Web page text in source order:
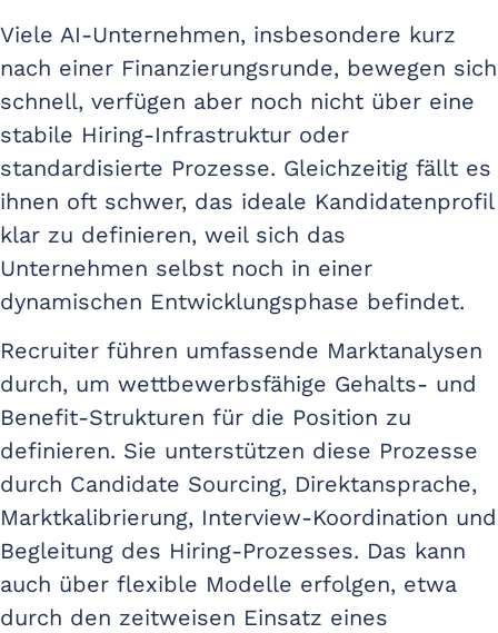
Viele AI-Unternehmen, insbesondere kurz
nach einer Finanzierungsrunde, bewegen sich
schnell, verfügen aber noch nicht über eine
stabile Hiring-Infrastruktur oder
standardisierte Prozesse. Gleichzeitig fällt es
ihnen oft schwer, das ideale Kandidatenprofil
klar zu definieren, weil sich das
Unternehmen selbst noch in einer
dynamischen Entwicklungsphase befindet.
Recruiter führen umfassende Marktanalysen
durch, um wettbewerbsfähige Gehalts- und
Benefit-Strukturen für die Position zu
definieren. Sie unterstützen diese Prozesse
durch Candidate Sourcing, Direktansprache,
Marktkalibrierung, Interview-Koordination und
Begleitung des Hiring-Prozesses. Das kann
auch über flexible Modelle erfolgen, etwa
durch den zeitweisen Einsatz eines